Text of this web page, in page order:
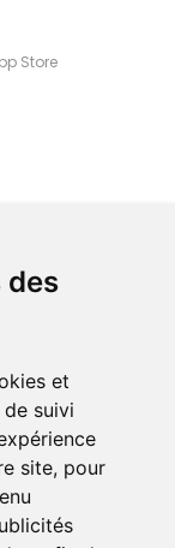
des
et
suivi
site, pour
Store
à Amiens
là rapidement